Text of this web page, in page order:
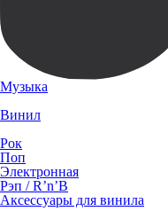
Музыка
Винил
Рок
Поп
Электронная
Рэп / R’n’B
Аксессуары для винила